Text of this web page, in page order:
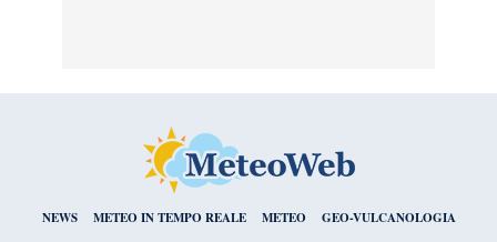
NEWS METEO IN TEMPO REALE METEO GEO-VULCANOLOGIA